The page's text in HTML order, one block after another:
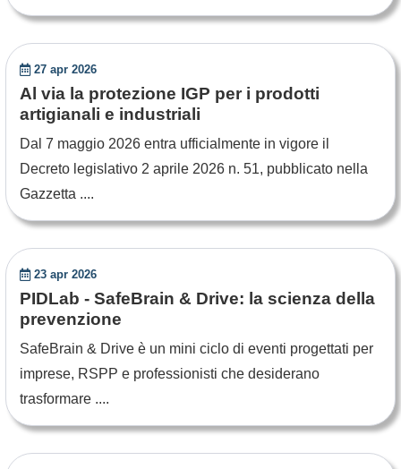
27 apr 2026
Al via la protezione IGP per i prodotti
artigianali e industriali
Dal 7 maggio 2026 entra ufficialmente in vigore il
Decreto legislativo 2 aprile 2026 n. 51, pubblicato nella
Gazzetta ....
23 apr 2026
PIDLab - SafeBrain & Drive: la scienza della
prevenzione
SafeBrain & Drive è un mini ciclo di eventi progettati per
imprese, RSPP e professionisti che desiderano
trasformare ....